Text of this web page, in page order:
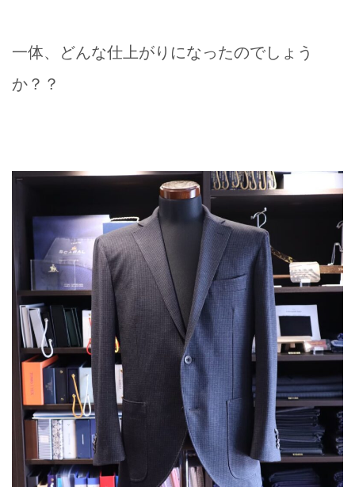
一体、どんな仕上がりになったのでしょう
か？？